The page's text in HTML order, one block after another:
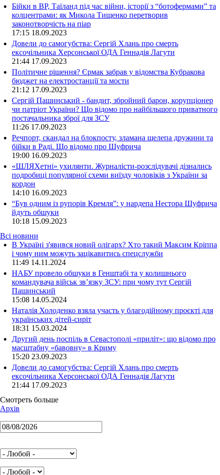
Бійки в ВР, Таїланд під час війни, історії з “ботофермами” та
колцентрами: як Микола Тищенко перетворив
законотворчість на піар
17:15 18.09.2023
Довели до самогубства: Сергій Хлань про смерть
ексочільника Херсонської ОДА Геннадія Лагути
21:44 17.09.2023
Політичне рішення? Єрмак забрав у відомства Кубракова
бюджет на електростанції та мости
21:12 17.09.2023
Сергій Пашинський - бандит, збройний барон, корупціонер
чи патріот України? Що відомо про найбільшого приватного
постачальника зброї для ЗСУ
11:26 17.09.2023
Речпорт, скандал на блокпосту, зламана щелепа дружини та
бійки в Раді. Що відомо про Шуфрича
19:00 16.09.2023
«ШЛЯХетні» ухилянти. Журналісти-розслідувачі дізнались
подробиці популярної схеми виїзду чоловіків з України за
кордон
14:10 16.09.2023
“Був одним із рупорів Кремля”: у нардепа Нестора Шуфрича
йдуть обшуки
10:18 15.09.2023
Всі новини
В Україні з'явився новий олігарх? Хто такий Максим Кріппа
і чому ним можуть зацікавитись спецслужби
11:49 14.11.2024
НАБУ провело обшуки в Генштабі та у колишнього
командувача військ зв’язку ЗСУ: при чому тут Сергій
Пашинський
15:08 14.05.2024
Наталія Холоденко взяла участь у благодійному проєкті для
українських дітей-сиріт
18:31 15.03.2024
Другий день поспіль в Севастополі «приліт»: що відомо про
масштабну «бавовну» в Криму
15:20 23.09.2023
Довели до самогубства: Сергій Хлань про смерть
ексочільника Херсонської ОДА Геннадія Лагути
21:44 17.09.2023
Смотреть больше
Архів